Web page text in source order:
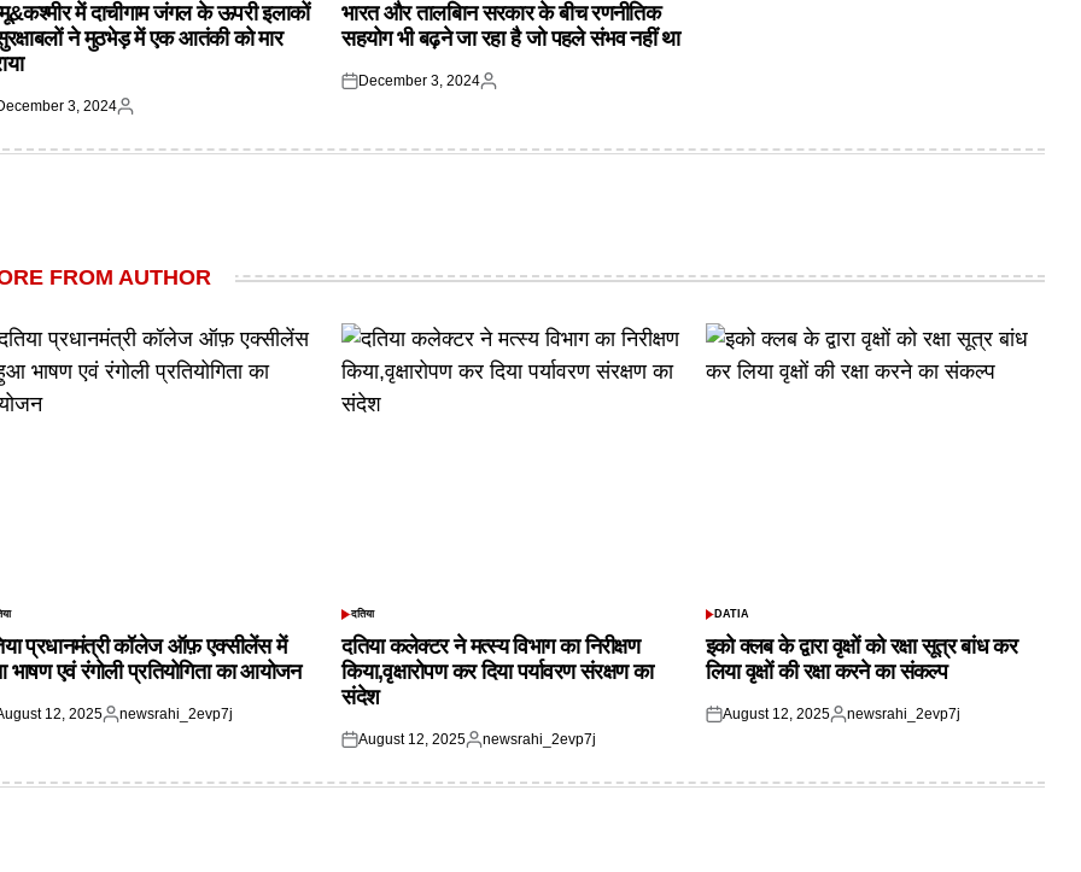
में दाचीगाम जंगल के ऊपरी इलाकों
ने मुठभेड़ में एक आतंकी को मार
3, 2024
Posted
भारत और तालबिान सरकार के बीच रणनीतिक
सहयोग भी बढ़ने जा रहा है जो पहले संभव नहीं था
Posted
December 3, 2024
Posted
FROM AUTHOR
प्रधानमंत्री कॉलेज ऑफ़ एक्सीलेंस में
एवं रंगोली प्रतियोगिता का आयोजन
12, 2025
Posted
newsrahi_2evp7j
POSTED
दतिया
दतिया कलेक्टर ने मत्स्य विभाग का निरीक्षण
किया,वृक्षारोपण कर दिया पर्यावरण संरक्षण का
संदेश
Posted
August 12, 2025
Posted
newsrahi_2evp7j
POSTED
DATIA
इको क्लब के द्वारा वृक्षों को रक्षा सूत्र बांध कर
लिया वृक्षों की रक्षा करने का संकल्प
Posted
August 12, 2025
Posted
newsrahi_2evp7j